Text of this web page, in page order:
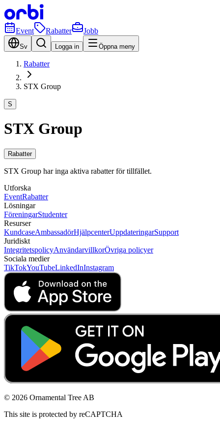
Event Rabatter Jobb
Sv Logga in Öppna meny
Rabatter
STX Group
S
STX Group
Rabatter
STX Group har inga aktiva rabatter för tillfället.
Utforska
EventRabatter
Lösningar
FöreningarStudenter
Resurser
KundcaseAmbassadörHjälpcenterUppdateringarSupport
Juridiskt
IntegritetspolicyAnvändarvillkorÖvriga policyer
Sociala medier
TikTokYouTubeLinkedInInstagram
© 2026 Ornamental Tree AB
This site is protected by reCAPTCHA